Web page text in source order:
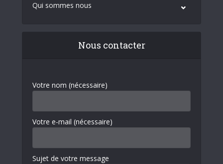
Qui sommes nous
Nous contacter
Votre nom (nécessaire)
Votre e-mail (nécessaire)
Sujet de votre message